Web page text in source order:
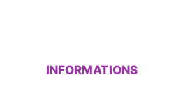
INFORMATIONS